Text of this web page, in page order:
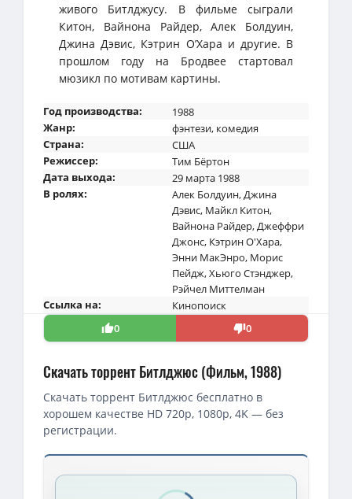
живого Битлджусу. В фильме сыграли
Китон, Вайнона Райдер, Алек Болдуин,
Джина Дэвис, Кэтрин О’Хара и другие. В
прошлом году на Бродвее стартовал
мюзикл по мотивам картины.
Год производства:
1988
Жанр:
фэнтези, комедия
Страна:
США
Режиссер:
Тим Бёртон
Дата выхода:
29 марта 1988
В ролях:
Алек Болдуин,Джина
Дэвис, Майкл Китон,
Вайнона Райдер,Джеффри
Джонс, Кэтрин О'Хара,
Энни МакЭнро, Морис
Пейдж,Хьюго Стэнджер,
Рэйчел Миттелман
Ссылка на:
Кинопоиск
0
0
Скачать торрент Битлджюс (Фильм, 1988)
Скачать торрент Битлджюс бесплатно в
хорошем качестве HD 720p, 1080p, 4K — без
регистрации.